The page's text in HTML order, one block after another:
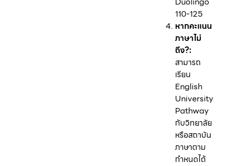
110-125
หากคะแนน
ภาษาไม่
ถึง?:
สามารถ
เรียน
English
University
Pathway
กับวิทยาลัย
หรือสถาบัน
ภาษาตาม
กำหนดได้